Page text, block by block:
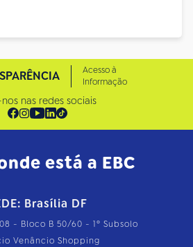
Acesso à
Informação
nas redes sociais
está a EBC
Brasília DF
- Bloco B 50/60 - 1º Subsolo
Venâncio Shopping